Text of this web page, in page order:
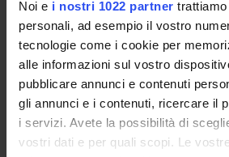
Noi e i nostri 1022 partner
personali, ad esempio il vostro
tecnologie come i cookie per
alle informazioni sul vostro
pubblicare annunci e contenuti
gli annunci e i contenuti, ricercare il
i servizi. Avete la possibilità di
vostri dati e per quali scopi. Le
Overview
Enrolment Policy
Courses
Academic Calendar
Lesson timetable